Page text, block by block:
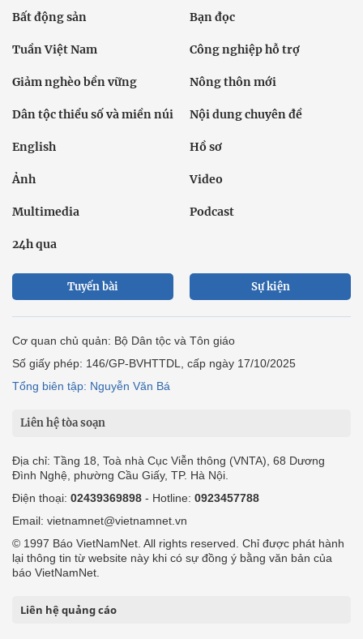
Bất động sản Bạn đọc
Tuần Việt Nam Công nghiệp hỗ trợ
Giảm nghèo bền vững Nông thôn mới
Dân tộc thiểu số và miền núi Nội dung chuyên đề
English Hồ sơ
Ảnh Video
Multimedia Podcast
24h qua
Tuyến bài Sự kiện
Cơ quan chủ quản: Bộ Dân tộc và Tôn giáo
Số giấy phép: 146/GP-BVHTTDL, cấp ngày 17/10/2025
Tổng biên tập: Nguyễn Văn Bá
Liên hệ tòa soạn
Địa chỉ: Tầng 18, Toà nhà Cục Viễn thông (VNTA), 68 Dương
Đình Nghệ, phường Cầu Giấy, TP. Hà Nội.
Điện thoại: 02439369898 - Hotline: 0923457788
Email: vietnamnet@vietnamnet.vn
© 1997 Báo VietNamNet. All rights reserved. Chỉ được phát hành
lại thông tin từ website này khi có sự đồng ý bằng văn bản của
báo VietNamNet.
Liên hệ quảng cáo